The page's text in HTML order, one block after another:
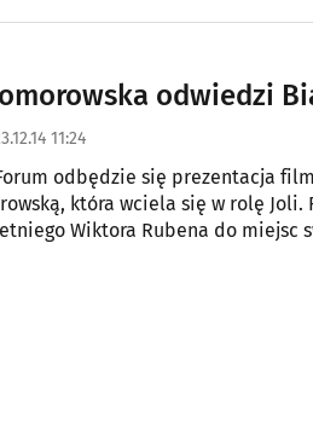
odwiedzi
11:24
odbędzie się prezentacja
która wciela się w rolę Joli.
Wiktora Rubena do miejsc